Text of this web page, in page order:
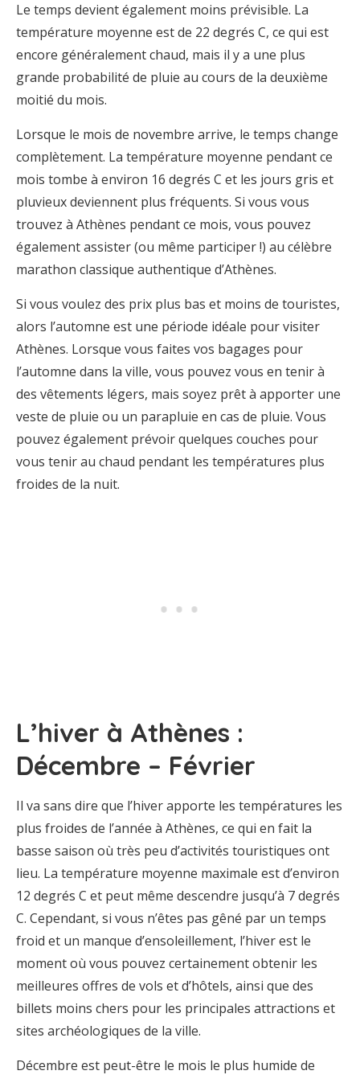
Le temps devient également moins prévisible. La
température moyenne est de 22 degrés C, ce qui est
encore généralement chaud, mais il y a une plus
grande probabilité de pluie au cours de la deuxième
moitié du mois.
Lorsque le mois de novembre arrive, le temps change
complètement. La température moyenne pendant ce
mois tombe à environ 16 degrés C et les jours gris et
pluvieux deviennent plus fréquents. Si vous vous
trouvez à Athènes pendant ce mois, vous pouvez
également assister (ou même participer !) au célèbre
marathon classique authentique d’Athènes.
Si vous voulez des prix plus bas et moins de touristes,
alors l’automne est une période idéale pour visiter
Athènes. Lorsque vous faites vos bagages pour
l’automne dans la ville, vous pouvez vous en tenir à
des vêtements légers, mais soyez prêt à apporter une
veste de pluie ou un parapluie en cas de pluie. Vous
pouvez également prévoir quelques couches pour
vous tenir au chaud pendant les températures plus
froides de la nuit.
L’hiver à Athènes :
Décembre – Février
Il va sans dire que l’hiver apporte les températures les
plus froides de l’année à Athènes, ce qui en fait la
basse saison où très peu d’activités touristiques ont
lieu. La température moyenne maximale est d’environ
12 degrés C et peut même descendre jusqu’à 7 degrés
C. Cependant, si vous n’êtes pas gêné par un temps
froid et un manque d’ensoleillement, l’hiver est le
moment où vous pouvez certainement obtenir les
meilleures offres de vols et d’hôtels, ainsi que des
billets moins chers pour les principales attractions et
sites archéologiques de la ville.
Décembre est peut-être le mois le plus humide de